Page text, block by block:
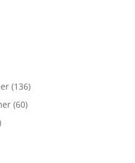
(136)
(60)